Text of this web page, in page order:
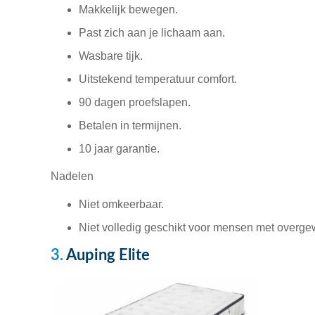
Makkelijk bewegen.
Past zich aan je lichaam aan.
Wasbare tijk.
Uitstekend temperatuur comfort.
90 dagen proefslapen.
Betalen in termijnen.
10 jaar garantie.
Nadelen
Niet omkeerbaar.
Niet volledig geschikt voor mensen met
3.Auping Elite